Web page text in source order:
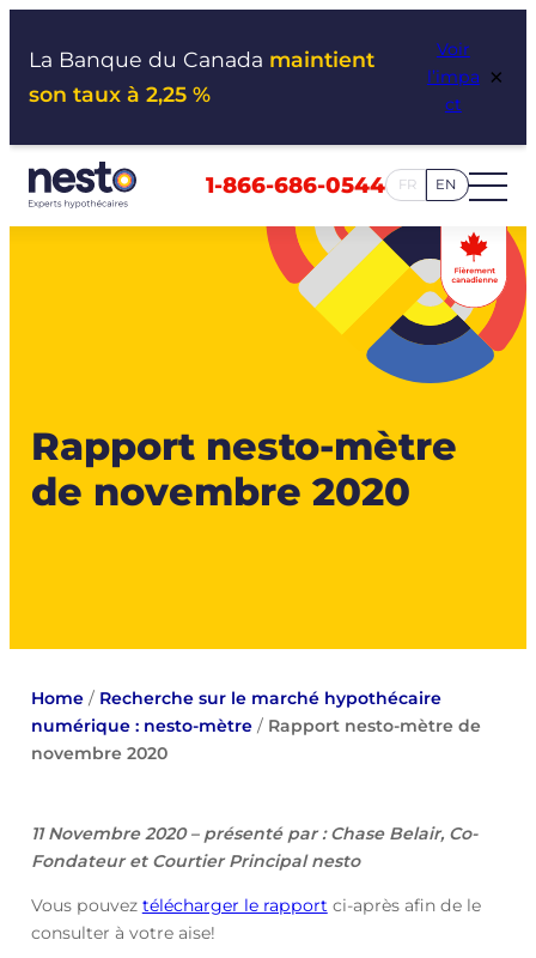
La Banque du Canada maintient
son taux à 2,25 %
Voir
l’impa
ct
×
1-866-686-0544 FR EN
Rapport nesto-mètre
de novembre 2020
Home/ Recherche sur le marché hypothécaire
numérique : nesto-mètre/ Rapport nesto-mètre de
novembre 2020
11 Novembre 2020 – présenté par : Chase Belair, Co-
Fondateur et Courtier Principal nesto
Vous pouvez télécharger le rapportci-après afin de le
consulter à votre aise!